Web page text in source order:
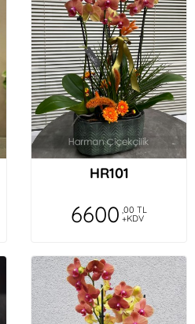
HR101
6600 ,00 TL
+KDV